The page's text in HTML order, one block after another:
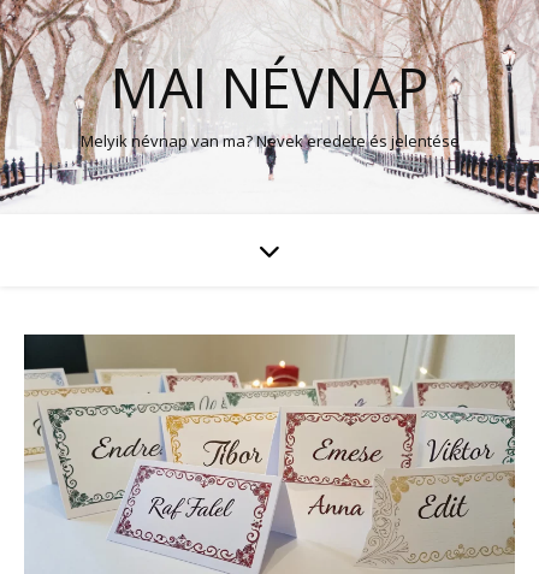
MAI NÉVNAP
Melyik névnap van ma? Nevek eredete és jelentése